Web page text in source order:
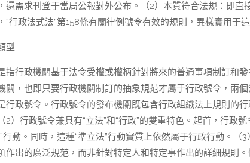
還需求刊登于當局公報對外公布。（2）本質符合法規：即
“行政法式法”第158條有關律例號令有效的規則，異樣實用于
型
指行政機關基于法令受權或權柄針對將來的普通事項制訂和
關，也即只要行政機關制訂的抽象規范才屬于行政號令，兩
行政號令。行政號令的發布機關既包含行政組織法上規則的
）行政號令兼具有“立法”和“行政”的雙重特色。起首，行政
行動。同時，這種“準立法”行動實質上依然屬于行政行動。（
作出的廣泛規范，而非針對特定人和特定事作出的詳細規則